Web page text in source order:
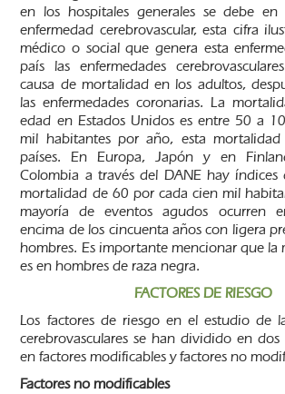
en los hospitales generales se debe
enfermedad cerebrovascular, esta cifra
médico o social que genera esta
país las enfermedades
causa de mortalidad en los adultos,
las enfermedades coronarias. La
edad en Estados Unidos es entre 50 a
mil habitantes por año, esta
países. En Europa, Japón y en
Colombia a través del DANE hay índices
mortalidad de 60 por cada cien mil
mayoría de eventos agudos ocurren
encima de los cincuenta años con ligera
hombres. Es importante mencionar que la
es en hombres de raza negra.
FACTORES DE RIESGO
Los factores de riesgo en el estudio de
cerebrovasculares se han dividido en
en factores modificables y factores no
Factores no modificables